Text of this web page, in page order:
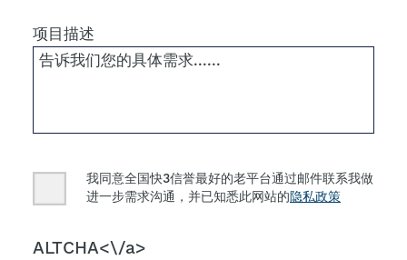
项目描述
Consent
我同意全国快3信誉最好的老平台通过邮件联系我做
进一步需求沟通，并已知悉此网站的隐私政策
CAPTCHA
ALTCHA<\/a>